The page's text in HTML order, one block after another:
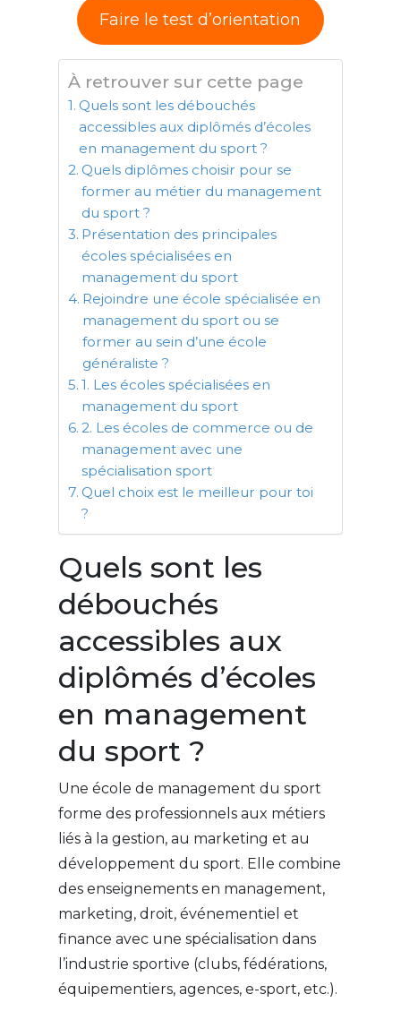
Faire le test d’orientation
À retrouver sur cette page
Quels sont les débouchés
accessibles aux diplômés d’écoles
en management du sport ?
Quels diplômes choisir pour se
former au métier du management
du sport ?
Présentation des principales
écoles spécialisées en
management du sport
Rejoindre une école spécialisée en
management du sport ou se
former au sein d’une école
généraliste ?
1. Les écoles spécialisées en
management du sport
2. Les écoles de commerce ou de
management avec une
spécialisation sport
Quel choix est le meilleur pour toi
?
Quels sont les
débouchés
accessibles aux
diplômés d’écoles
en management
du sport ?
Une école de management du sport
forme des professionnels aux métiers
liés à la gestion, au marketing et au
développement du sport. Elle combine
des enseignements en management,
marketing, droit, événementiel et
finance avec une spécialisation dans
l’industrie sportive (clubs, fédérations,
équipementiers, agences, e-sport, etc.).